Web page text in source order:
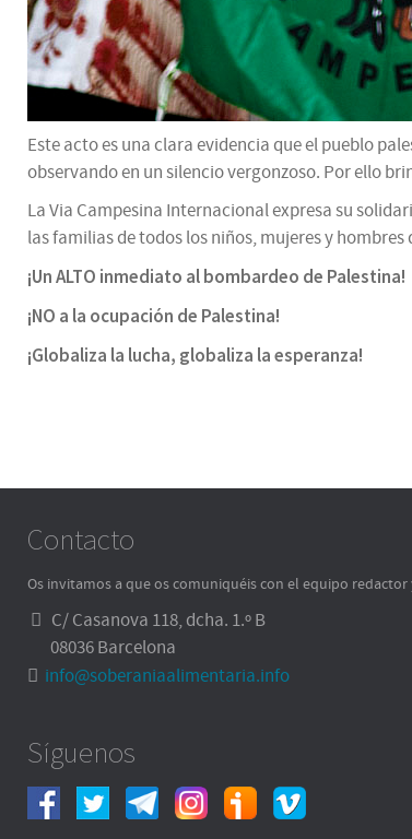
Este acto es una clara evidencia que el pueblo
observando en un silencio vergonzoso. Por ello
La Via Campesina Internacional expresa su
las familias de todos los niños, mujeres y
¡Un ALTO inmediato al bombardeo de Palestina!
¡NO a la ocupación de Palestina!
¡Globaliza la lucha, globaliza la esperanza!
Contacto
Os invitamos a que os comuniquéis con el equipo
C/ Casanova 118, dcha. 1.º B
08036 Barcelona
info@soberaniaalimentaria.info
Síguenos